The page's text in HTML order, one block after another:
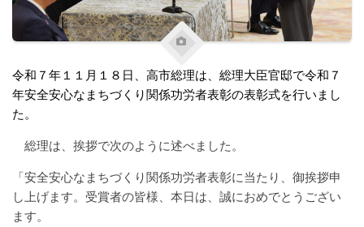
令和７年１１月１８日、高市総理は、総理大臣官邸で令和７
年安全安心なまちづくり関係功労者表彰の表彰式を行いまし
た。
総理は、挨拶で次のように述べました。
「安全安心なまちづくり関係功労者表彰に当たり、御挨拶申
し上げます。受賞者の皆様、本日は、誠におめでとうござい
ます。